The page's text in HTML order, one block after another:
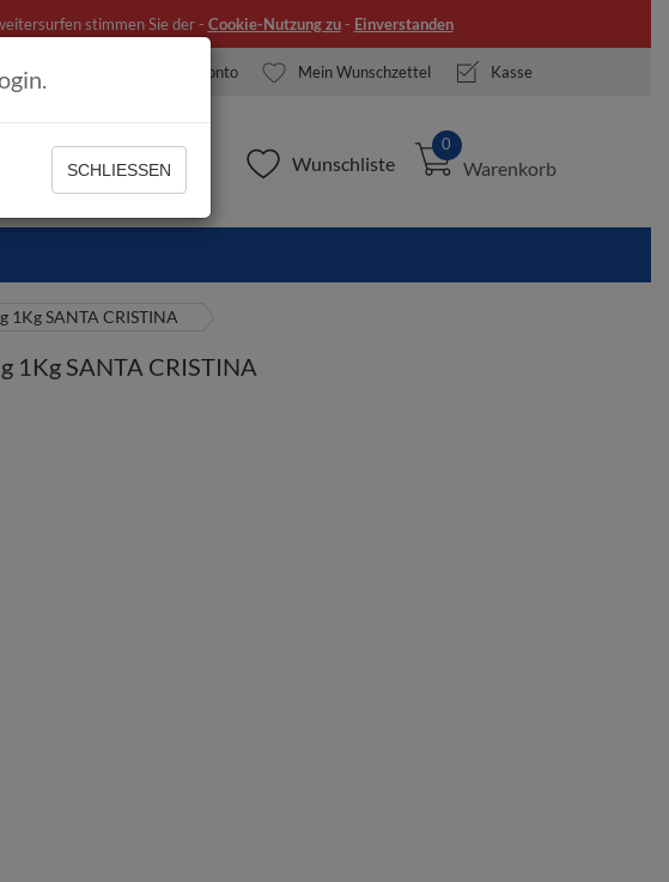
stimmen Sie der - Cookie-Nutzung zu- Einverstanden
Mein Konto Mein Wunschzettel Kasse
Wunschliste
0
Warenkorb
1Kg SANTA CRISTINA
1Kg SANTA CRISTINA
SCHLIESSEN